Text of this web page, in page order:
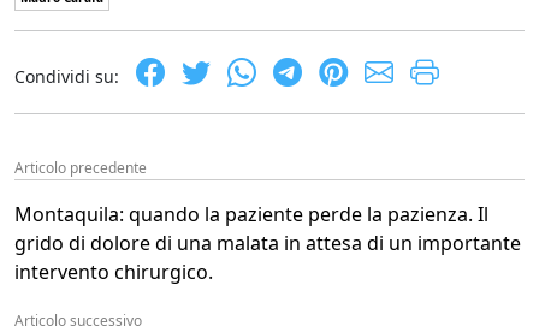
Condividi su:
Articolo precedente
Montaquila: quando la paziente perde la pazienza. Il
grido di dolore di una malata in attesa di un importante
intervento chirurgico.
Articolo successivo